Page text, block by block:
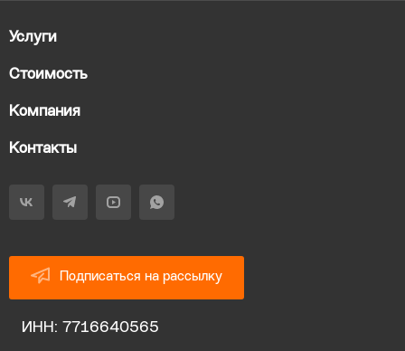
Услуги
Стоимость
Компания
Контакты
Подписаться на рассылку
ИНН: 7716640565